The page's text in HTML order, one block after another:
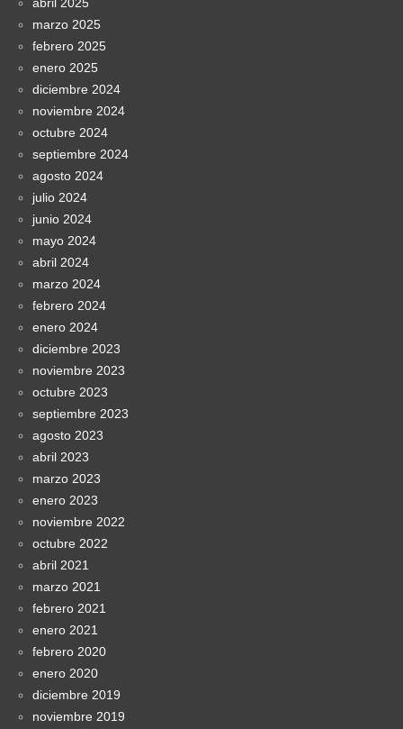
marzo 2025
febrero 2025
enero 2025
diciembre 2024
noviembre 2024
octubre 2024
septiembre 2024
agosto 2024
julio 2024
junio 2024
mayo 2024
abril 2024
marzo 2024
febrero 2024
enero 2024
diciembre 2023
noviembre 2023
octubre 2023
septiembre 2023
agosto 2023
abril 2023
marzo 2023
enero 2023
noviembre 2022
octubre 2022
abril 2021
marzo 2021
febrero 2021
enero 2021
febrero 2020
enero 2020
diciembre 2019
noviembre 2019